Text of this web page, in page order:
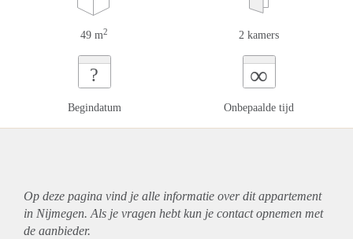
49 m2 2 kamers
?
Begindatum
∞
Onbepaalde tijd
Op deze pagina vind je alle informatie over ditappartement
in Nijmegen. Als je vragen hebt kun je contact opnemen met
de aanbieder.